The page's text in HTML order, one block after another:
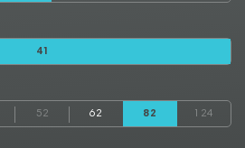
41
52 62 82 124